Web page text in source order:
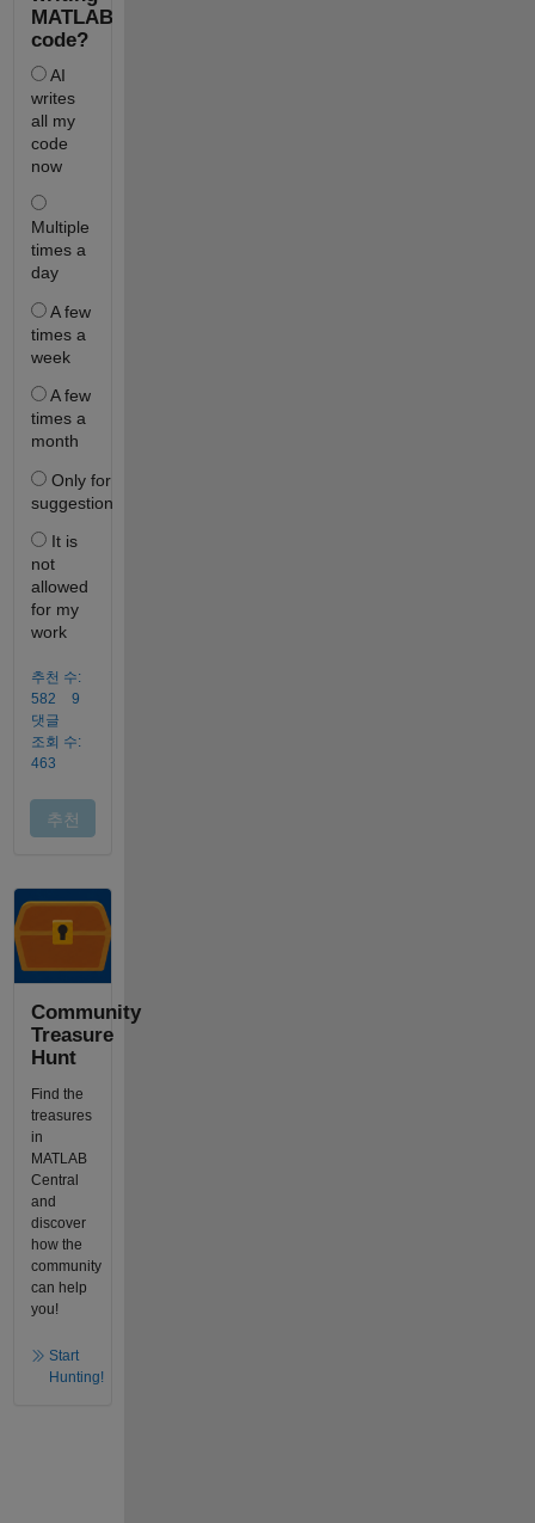
Community
Treasure
Hunt
Find the
treasures
in
MATLAB
Central
and
discover
how the
community
can help
you!
Start
Hunting!